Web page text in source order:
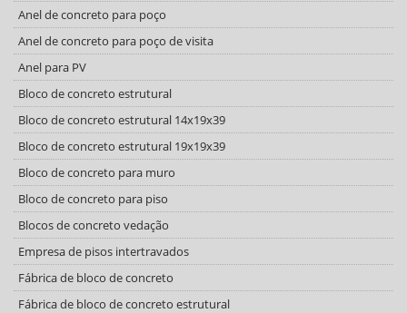
Anel de concreto para poço
Anel de concreto para poço de visita
Anel para PV
Bloco de concreto estrutural
Bloco de concreto estrutural 14x19x39
Bloco de concreto estrutural 19x19x39
Bloco de concreto para muro
Bloco de concreto para piso
Blocos de concreto vedação
Empresa de pisos intertravados
Fábrica de bloco de concreto
Fábrica de bloco de concreto estrutural